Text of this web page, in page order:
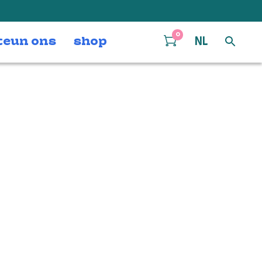
ons shop
0
NL